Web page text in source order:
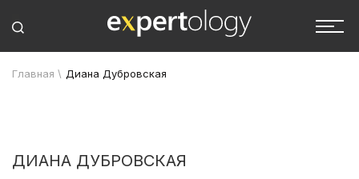
Главная \ Диана Дубровская
ДИАНА ДУБРОВСКАЯ